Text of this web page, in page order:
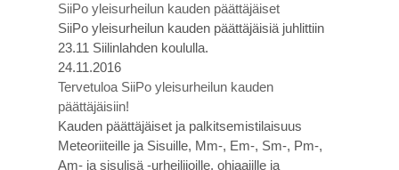
SiiPo yleisurheilun kauden päättäjäiset
SiiPo yleisurheilun kauden päättäjäisiä juhlittiin
23.11 Siilinlahden koululla.
24.11.2016
Tervetuloa SiiPo yleisurheilun kauden
päättäjäisiin!
Kauden päättäjäiset ja palkitsemistilaisuus
Meteoriiteille ja Sisuille, Mm-, Em-, Sm-, Pm-,
Am- ja sisulisä -urheilijoille, ohjaajille ja